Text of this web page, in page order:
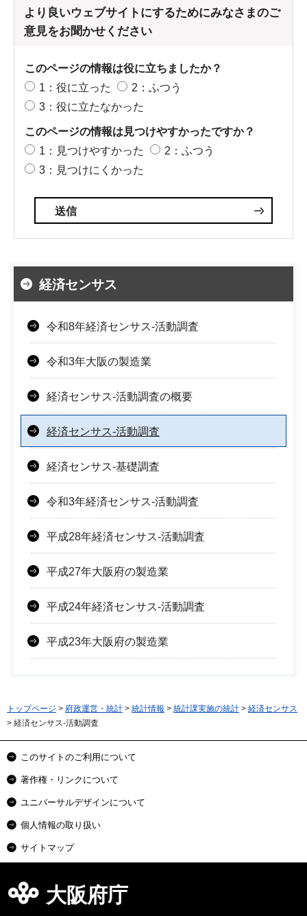
より良いウェブサイトにするためにみなさまのご
意見をお聞かせください
このページの情報は役に立ちましたか？
1：役に立った
2：ふつう
3：役に立たなかった
このページの情報は見つけやすかったですか？
1：見つけやすかった
2：ふつう
3：見つけにくかった
経済センサス
令和8年経済センサス-活動調査
令和3年大阪の製造業
経済センサス-活動調査の概要
経済センサス-活動調査
経済センサス-基礎調査
令和3年経済センサス-活動調査
平成28年経済センサス-活動調査
平成27年大阪府の製造業
平成24年経済センサス-活動調査
平成23年大阪府の製造業
トップページ > 府政運営・統計 > 統計情報 > 統計課実施の統計 > 経済センサス
> 経済センサス-活動調査
このサイトのご利用について
著作権・リンクについて
ユニバーサルデザインについて
個人情報の取り扱い
サイトマップ
大阪府庁